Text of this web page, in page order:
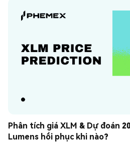
Phân tích giá XLM & Dự đoán
Lumens hồi phục khi nào?